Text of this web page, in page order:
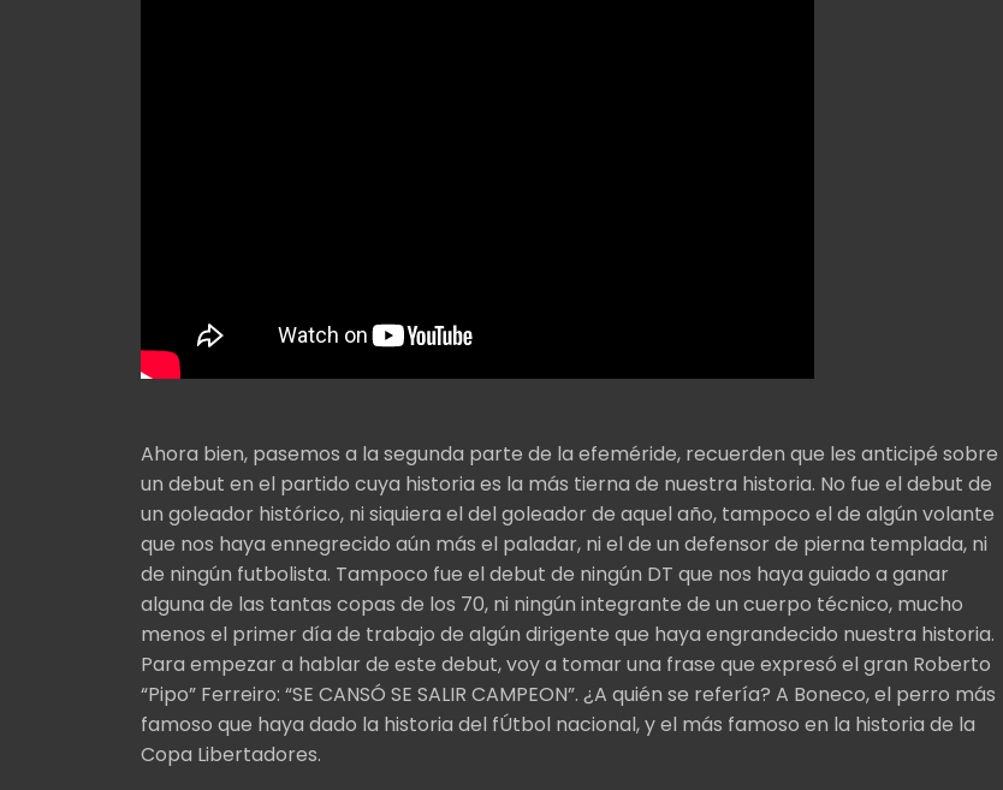
Ahora bien, pasemos a la segunda parte de la efeméride, recuerden que les anticipé sobre
un debut en el partido cuya historia es la más tierna de nuestra historia. No fue el debut de
un goleador histórico, ni siquiera el del goleador de aquel año, tampoco el de algún volante
que nos haya ennegrecido aún más el paladar, ni el de un defensor de pierna templada, ni
de ningún futbolista. Tampoco fue el debut de ningún DT que nos haya guiado a ganar
alguna de las tantas copas de los 70, ni ningún integrante de un cuerpo técnico, mucho
menos el primer día de trabajo de algún dirigente que haya engrandecido nuestra historia.
Para empezar a hablar de este debut, voy a tomar una frase que expresó el gran Roberto
“Pipo” Ferreiro: “SE CANSÓ SE SALIR CAMPEON”. ¿A quién se refería? A Boneco, el perro más
famoso que haya dado la historia del fÚtbol nacional, y el más famoso en la historia de la
Copa Libertadores.